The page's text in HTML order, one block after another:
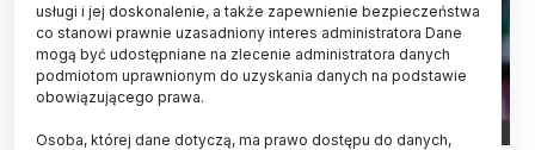
usługi i jej doskonalenie, a także zapewnienie bezpieczeństwa
co stanowi prawnie uzasadniony interes administratora Dane
mogą być udostępniane na zlecenie administratora danych
podmiotom uprawnionym do uzyskania danych na podstawie
obowiązującego prawa.
Osoba, której dane dotyczą, ma prawo dostępu do danych,